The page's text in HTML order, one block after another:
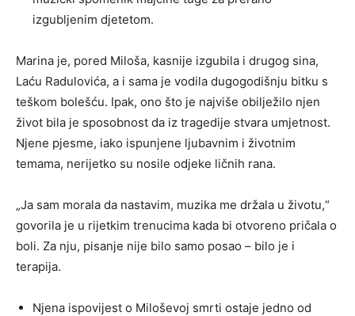
izgubljenim djetetom.
Marina je, pored Miloša, kasnije izgubila i drugog sina,
Laću Radulovića, a i sama je vodila dugogodišnju bitku s
teškom bolešću. Ipak, ono što je najviše obilježilo njen
život bila je sposobnost da iz tragedije stvara umjetnost.
Njene pjesme, iako ispunjene ljubavnim i životnim
temama, nerijetko su nosile odjeke ličnih rana.
„Ja sam morala da nastavim, muzika me držala u životu,“
govorila je u rijetkim trenucima kada bi otvoreno pričala o
boli. Za nju, pisanje nije bilo samo posao – bilo je i
terapija.
Njena ispovijest o Miloševoj smrti ostaje jedno od